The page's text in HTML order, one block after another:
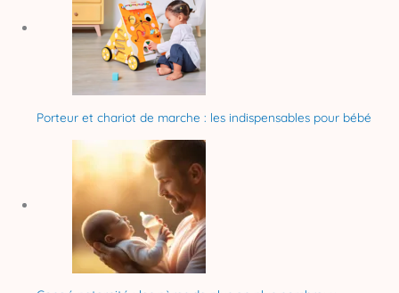
Porteur et chariot de marche : les indispensables pour bébé